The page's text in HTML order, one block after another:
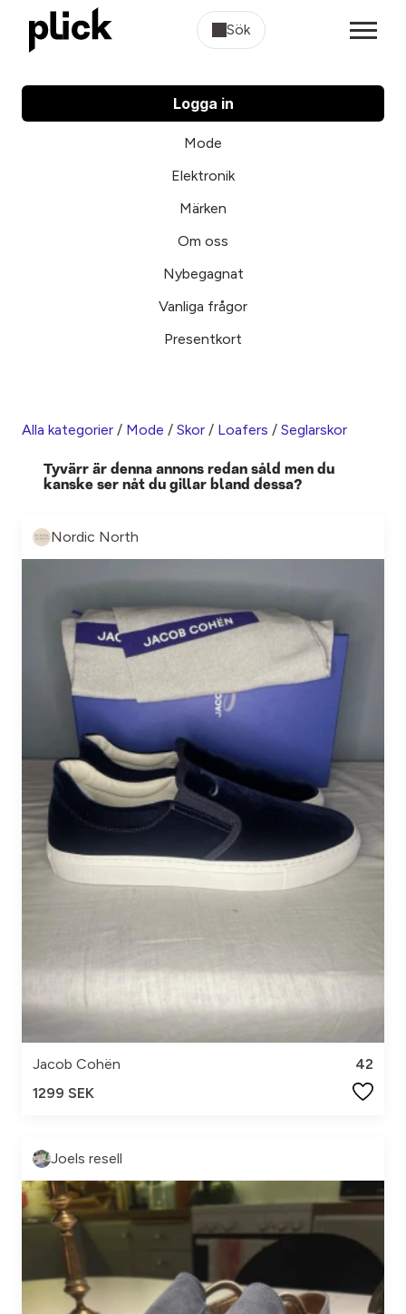
Sök
Logga in
Mode
Elektronik
Märken
Om oss
Nybegagnat
Vanliga frågor
Presentkort
Alla kategorier / Mode / Skor / Loafers / Seglarskor
Tyvärr är denna annons redan såld men du
kanske ser nåt du gillar bland dessa?
Nordic North
Jacob Cohën
42
1299 SEK
Joels resell